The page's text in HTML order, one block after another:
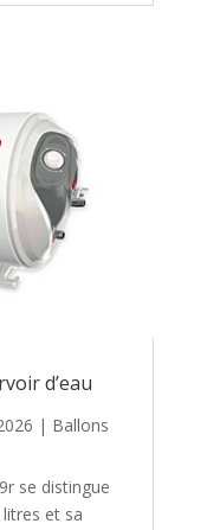
d’eau
| Ballons
se distingue
et sa